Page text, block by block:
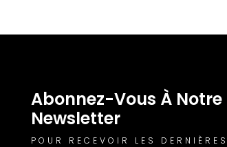
Abonnez-Vous À Notre
Newsletter
POUR RECEVOIR LES DERNIÈRES